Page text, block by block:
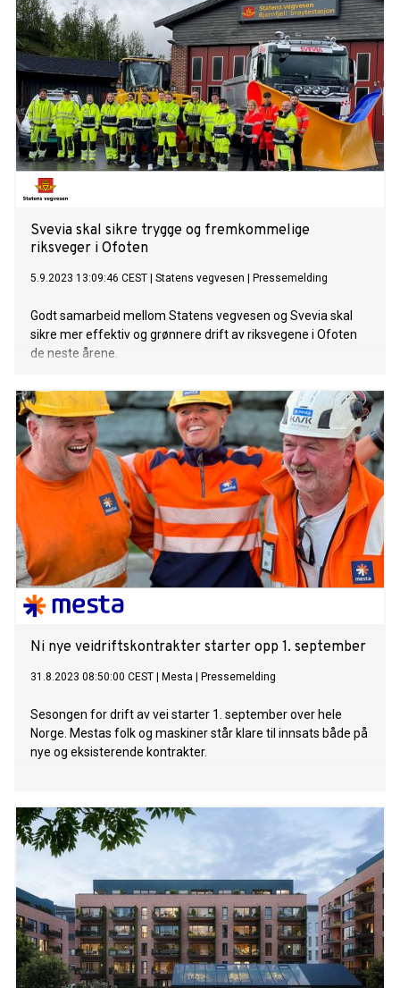
Svevia skal sikre trygge og fremkommelige
riksveger i Ofoten
5.9.2023 13:09:46 CEST Statens vegvesen Pressemelding
Godt samarbeid mellom Statens vegvesen og Svevia skal
sikre mer effektiv og grønnere drift av riksvegene i Ofoten
de neste årene.
Ni nye veidriftskontrakter starter opp 1. september
31.8.2023 08:50:00 CEST Mesta Pressemelding
Sesongen for drift av vei starter 1. september over hele
Norge. Mestas folk og maskiner står klare til innsats både på
nye og eksisterende kontrakter.